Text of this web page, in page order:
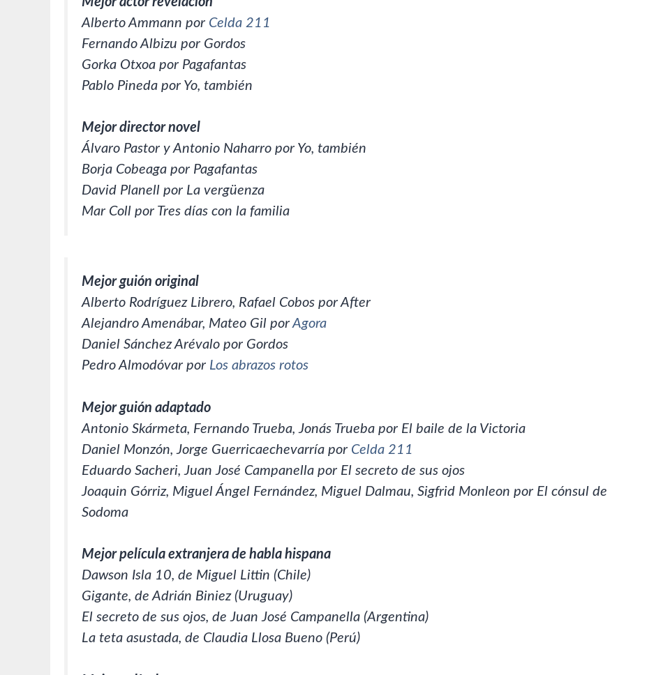
Alberto Ammann por Celda 211
Fernando Albizu por Gordos
Gorka Otxoa por Pagafantas
Pablo Pineda por Yo, también
Mejor director novel
Álvaro Pastor y Antonio Naharro por Yo, también
Borja Cobeaga por Pagafantas
David Planell por La vergüenza
Mar Coll por Tres días con la familia
Mejor guión original
Alberto Rodríguez Librero, Rafael Cobos por After
Alejandro Amenábar, Mateo Gil porAgora
Daniel Sánchez Arévalo por Gordos
Pedro Almodóvar por Los abrazos rotos
Mejor guión adaptado
Antonio Skármeta, Fernando Trueba, Jonás Trueba por El baile de la Victoria
Daniel Monzón, Jorge Guerricaechevarría por Celda 211
Eduardo Sacheri, Juan José Campanella por El secreto de sus ojos
Joaquin Górriz, Miguel Ángel Fernández, Miguel Dalmau, Sigfrid Monleon por El cónsul de
Sodoma
Mejor película extranjera de habla hispana
Dawson Isla 10, de Miguel Littin (Chile)
Gigante, de Adrián Biniez (Uruguay)
El secreto de sus ojos, de Juan José Campanella (Argentina)
La teta asustada, de Claudia Llosa Bueno (Perú)